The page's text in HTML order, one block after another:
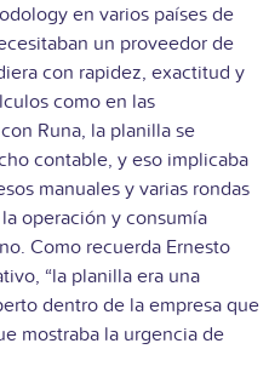
en varios países de
un proveedor de
con rapidez, exactitud y
como en las
Runa, la planilla se
contable, y eso implicaba
manuales y varias rondas
operación y consumía
Como recuerda Ernesto
“la planilla era una
dentro de la empresa que
mostraba la urgencia de